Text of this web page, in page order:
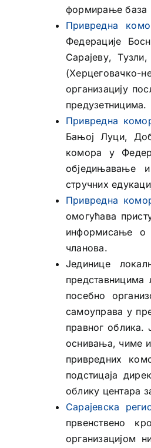
формирање база
Привредна
Федерације
Сарајеву,
организацију
предузетницима.
Привредна
Бањој Луци,
комора у
обједињавање
стручних
Привредна
омогућава
информисање о
чланова.
Јединице
представницима
посебно
самоуправа у
правног облика.
оснивања, чиме
привредних
подстицаја
облику центара
Сарајевска
првенствено
организацијом